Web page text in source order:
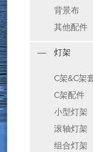
背景布
其他配件
灯架
C架&C架
C架配件
小型灯架
滚轴灯架
组合灯架